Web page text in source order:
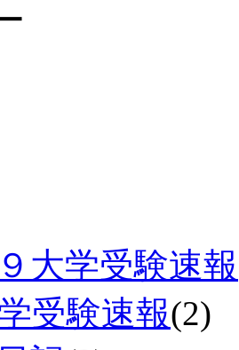
大学受験速報
受験速報(2)